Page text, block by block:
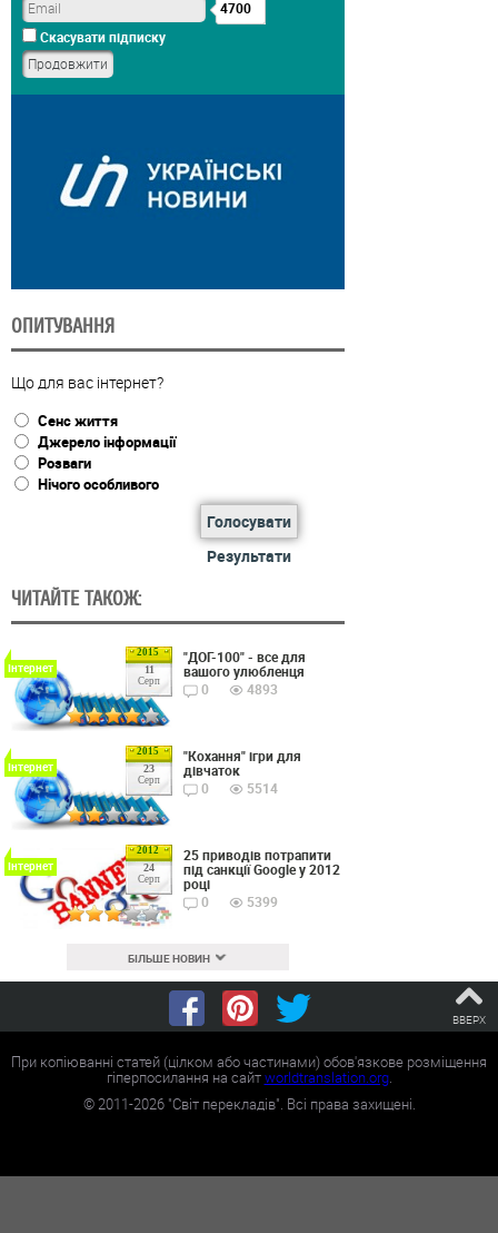
4700
Скасувати підписку
ОПИТУВАННЯ
Що для вас інтернет?
Сенс життя
Джерело інформації
Розваги
Нічого особливого
Голосувати
Результати
ЧИТАЙТЕ ТАКОЖ:
2015
11
Серп
Інтернет
"ДОГ-100" - все для
вашого улюбленця
0
4893
2015
23
Серп
Інтернет
"Кохання" ігри для
дівчаток
0
5514
2012
24
Серп
Інтернет
25 приводів потрапити
під санкції Google у 2012
році
0
5399
БІЛЬШЕ НОВИН
ВВЕРХ
При копіюванні статей (цілком або частинами) обов'язкове розміщення
гіперпосилання на сайтworldtranslation.org.
©2011-2026"Світ перекладів". Всі права захищені.